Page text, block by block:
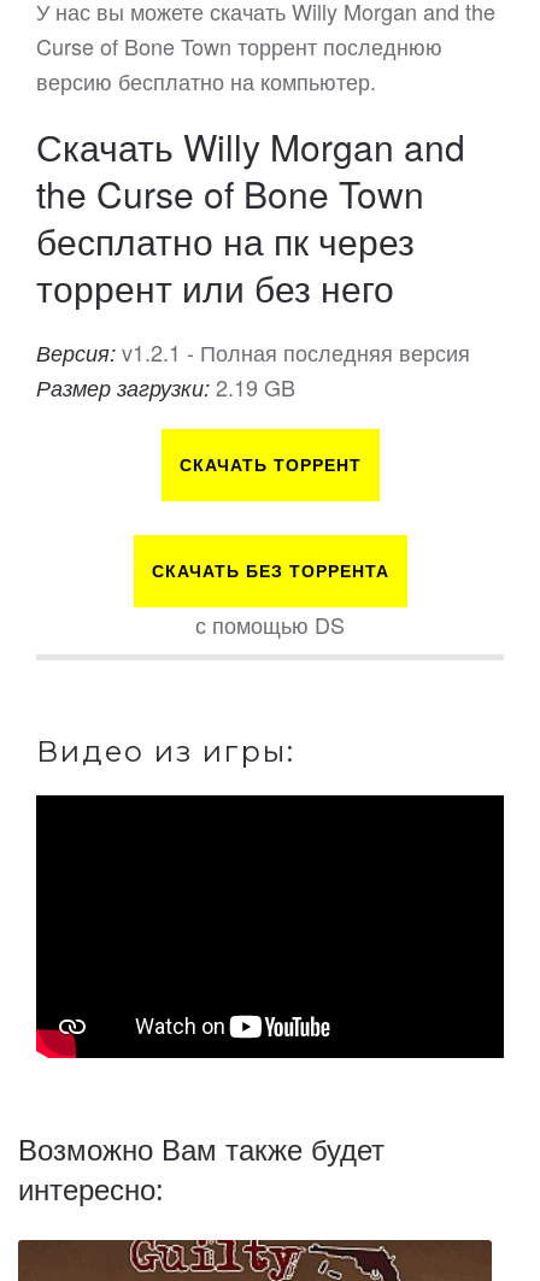
У нас вы можете скачать Willy Morgan and the
Curse of Bone Town торрент последнюю
версию бесплатно на компьютер.
Скачать Willy Morgan and
the Curse of Bone Town
бесплатно на пк через
торрент или без него
Версия: v1.2.1 - Полная последняя версия
Размер загрузки: 2.19 GB
СКАЧАТЬ ТОРРЕНТ
СКАЧАТЬ БЕЗ ТОРРЕНТА
с помощью DS
Видео из игры:
Возможно Вам также будет
интересно: